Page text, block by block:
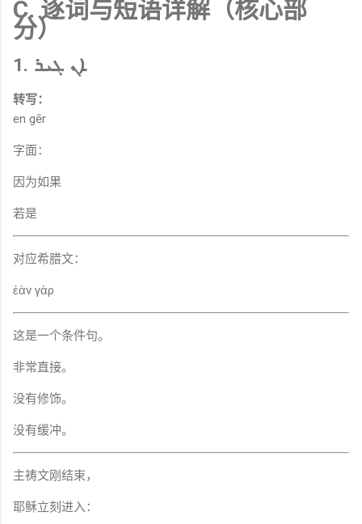
C. 逐词与短语详解（核心部
分）
1. ܐܢ ܓܝܪ
转写：
en gēr
字面：
因为如果
若是
对应希腊文：
ἐὰν γὰρ
这是一个条件句。
非常直接。
没有修饰。
没有缓冲。
主祷文刚结束，
耶稣立刻进入：